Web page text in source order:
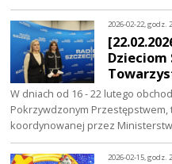
2026-02-22, godz.
Dzieciom
W dniach od 16 - 22 lutego
Pokrzywdzonym Przestępstwem,
koordynowanej przez
2026-02-15, godz.